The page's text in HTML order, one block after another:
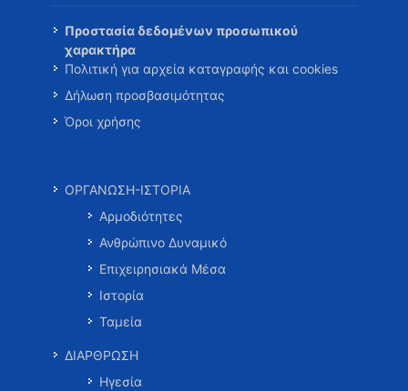
Προστασία δεδομένων προσωπικού
χαρακτήρα
Πολιτική για αρχεία καταγραφής και cookies
Δήλωση προσβασιμότητας
Όροι χρήσης
ΟΡΓΑΝΩΣΗ-ΙΣΤΟΡΙΑ
Αρμοδιότητες
Ανθρώπινο Δυναμικό
Επιχειρησιακά Μέσα
Ιστορία
Ταμεία
ΔΙΑΡΘΡΩΣΗ
Ηγεσία